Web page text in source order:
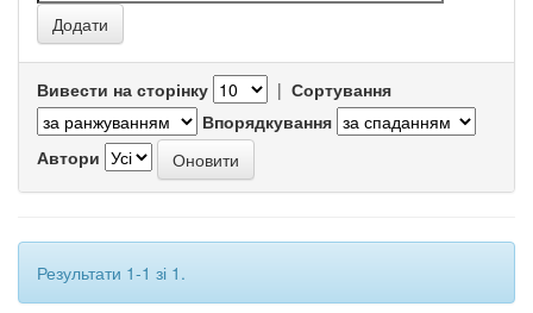
Вивести на сторінку | Сортування
Впорядкування
Автори
Результати 1-1 зі 1.